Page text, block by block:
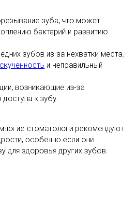
зуба, что может
бактерий и развитию
зубов из-за нехватки места,
и неправильный
возникающие из-за
доступа к зубу.
стоматологи рекомендуют
особенно если они
для здоровья других зубов.